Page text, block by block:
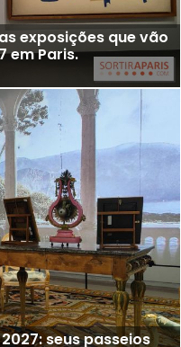
exposições que vão
em Paris.
seus passeios